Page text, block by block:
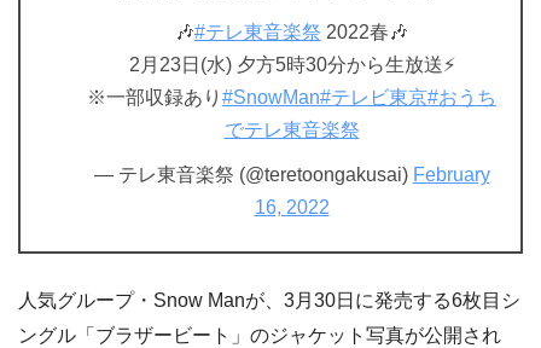
🎶#テレ東音楽祭 2022春🎶
2月23日(水) 夕方5時30分から生放送⚡️
※一部収録あり #SnowMan#テレビ東京#おうち
でテレ東音楽祭
— テレ東音楽祭 (@teretoongakusai) February
16, 2022
人気グループ・Snow Manが、3月30日に発売する6枚目シ
ングル「ブラザービート」のジャケット写真が公開され